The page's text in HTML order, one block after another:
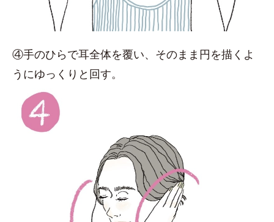
④手のひらで耳全体を覆い、そのまま円を描くよ
うにゆっくりと回す。